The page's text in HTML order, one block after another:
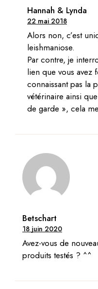
Hannah & Lynda
22 mai 2018
Alors non, c’est
leishmaniose.
Par contre, je
lien que vous avez
connaissant pas la
vétérinaire ainsi
de garde », cela
Betschart
18 juin 2020
Avez-vous de
produits testés ? ^^